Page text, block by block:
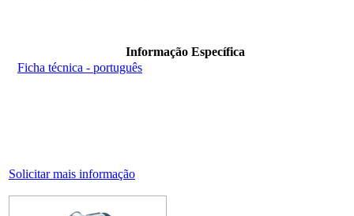
Informação Específica
Ficha técnica - português
Solicitar mais informação